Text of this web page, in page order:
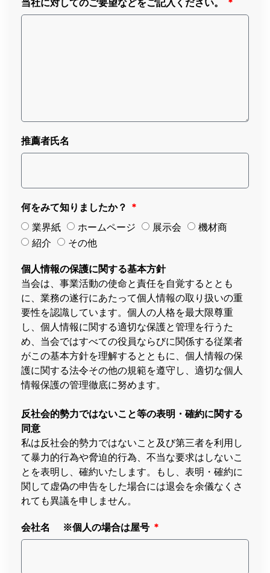
当社に対してのご要望などをご記入ください。
推薦者氏名
何をみて知りましたか？
業界紙
ホームページ 展示会
機材商
紹介
その他
個人情報の保護に関する基本方針
当会は、事業活動の使命と責任を自覚するととも
に、業務の遂行にあたって個人情報の取り扱いの重
要性を認識しています。個人の人格を最大限尊重
し、個人情報に関する適切な保護と管理を行うた
め、当会ではすべての役員ならびに関係する従業者
がこの基本方針を理解するとともに、個人情報の保
護に関する法令その他の規範を遵守し、適切な個人
情報保護の管理徹底に努めます。
反社会的勢力ではないこと等の表明・確約に関する
同意
私は反社会的勢力ではないこと及び第三者を利用し
て暴力的行為や脅迫的行為、不当な要求はしないこ
とを表明し、確約いたします。もし、表明・確約に
関して虚偽の申告をした場合には退会を余儀なくさ
れても異議を申しません。
会社名 ※個人の場合は屋号